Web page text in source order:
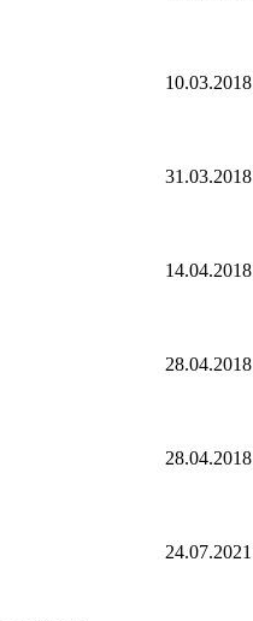
10.03.2018
31.03.2018
14.04.2018
28.04.2018
28.04.2018
24.07.2021